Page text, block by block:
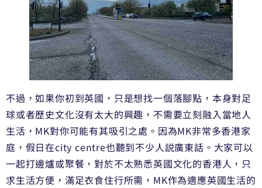
不過，如果你初到英國，只是想找一個落腳點，本身對足
球或者歷史文化沒有太大的興趣，不需要立刻融入當地人
生活，MK對你可能有其吸引之處。因為MK非常多香港家
庭，假日在city centre也聽到不少人説廣東話。大家可以
一起打邊爐或聚餐，對於不太熟悉英國文化的香港人，只
求生活方便，滿足衣食住行所需，MK作為適應英國生活的